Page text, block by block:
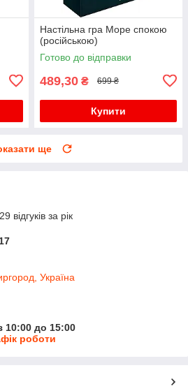
Настільна гра Море спокою
(російською)
Готово до відправки
489,30 ₴ 699 ₴
Купити
ще
відгуків за рік
Україна
10:00 до 15:00
роботи